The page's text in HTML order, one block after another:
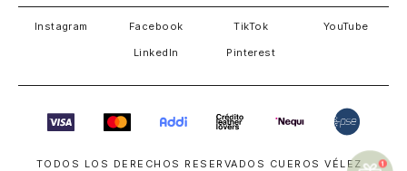
Instagram Facebook TikTok YouTube
LinkedIn Pinterest
TODOS LOS DERECHOS RESERVADOS CUEROS VÉLEZ